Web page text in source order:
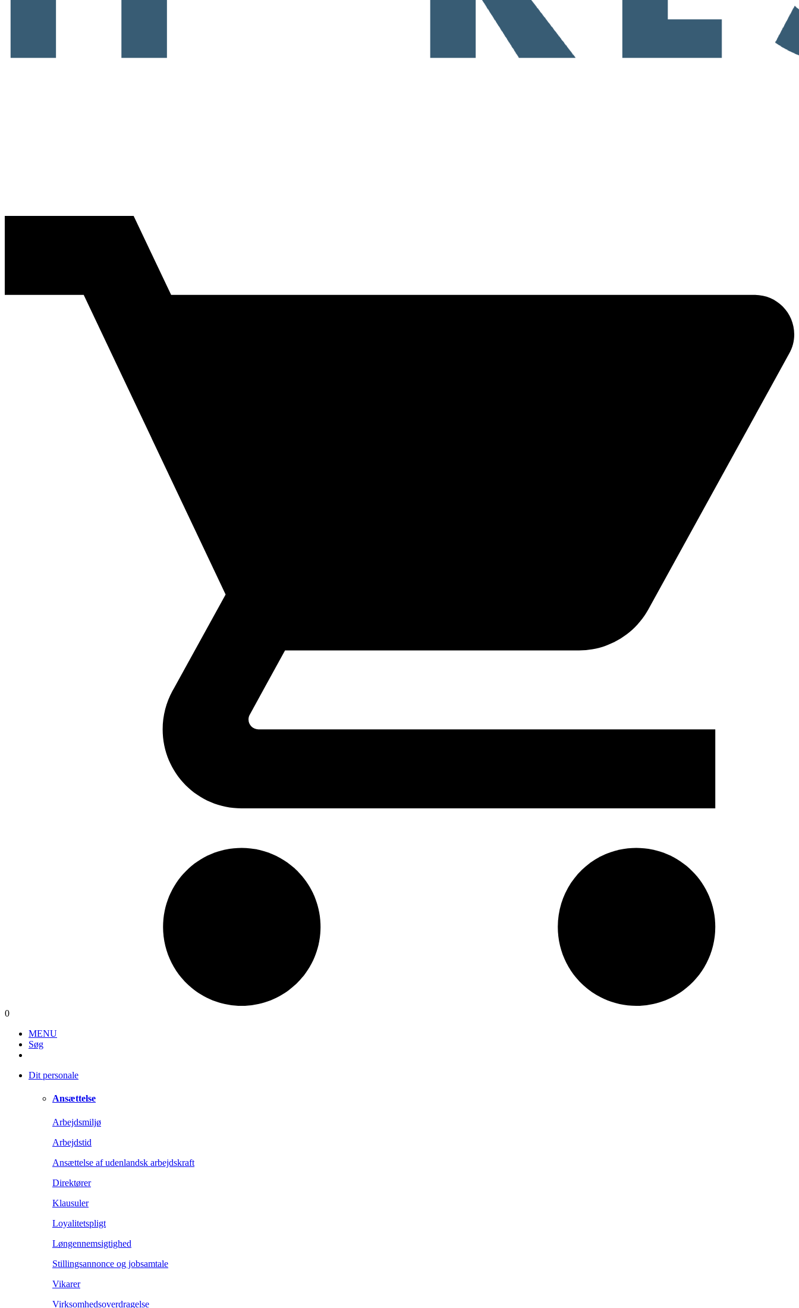
0
MENU
Søg
Dit personale
Ansættelse
Arbejdsmiljø
Arbejdstid
Ansættelse af udenlandsk arbejdskraft
Direktører
Klausuler
Loyalitetspligt
Løngennemsigtighed
Stillingsannonce og jobsamtale
Vikarer
Virksomhedsoverdragelse